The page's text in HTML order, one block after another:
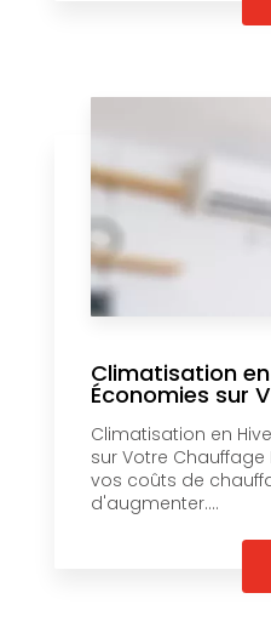
Climatisation en
Économies sur
Climatisation en
sur Votre
vos coûts de
d'augmenter....